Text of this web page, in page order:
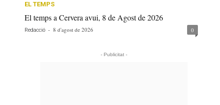
EL TEMPS
El temps a Cervera avui, 8 de Agost de 2026
Redacció - 8 d'agost de 2026 0
- Publicitat -